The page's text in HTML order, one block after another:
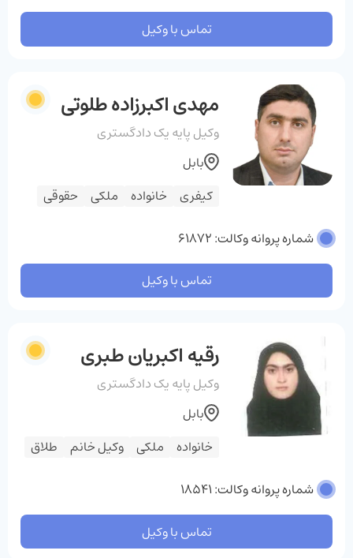
تماس با وکیل
مهدی اکبرزاده طلوتی
وکیل پایه یک دادگستری
کیفری خانواده ملکی حقوقی
بابل
شماره پروانه وکالت: 61872
تماس با وکیل
رقیه اکبریان طبری
وکیل پایه یک دادگستری
خانواده ملکی وکیل خانم طلاق
بابل
شماره پروانه وکالت: 18541
تماس با وکیل